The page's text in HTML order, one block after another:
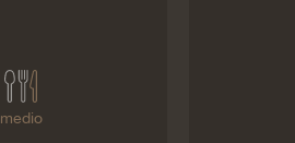
medio